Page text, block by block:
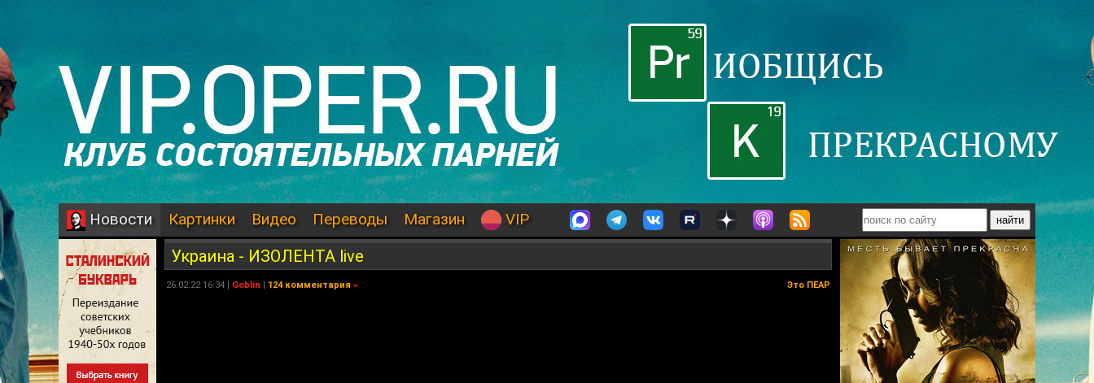
Новости Картинки Видео Переводы Магазин VIP
Украина - ИЗОЛЕНТА live
26.02.22 16:34 | Goblin | 124 комментария » Это ПЕАР